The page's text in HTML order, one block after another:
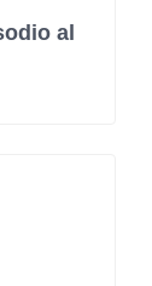
al